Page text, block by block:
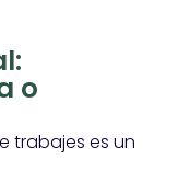
o
trabajes es un